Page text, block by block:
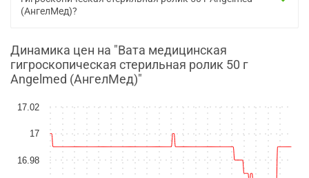
(АнгелМед)?
Динамика цен на "Вата медицинская
гигроскопическая стерильная ролик 50 г
Angelmed (АнгелМед)"
16.98
17
17.02